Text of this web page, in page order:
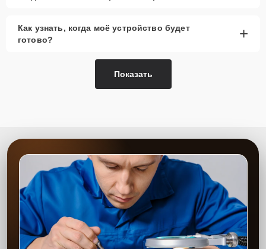
Как узнать, когда моё устройство будет
готово?
+
Показать